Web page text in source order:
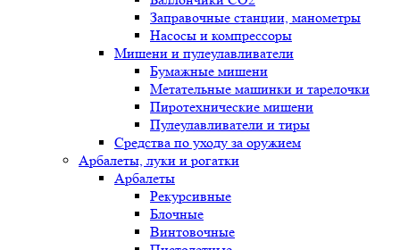
Заправочные станции, манометры
Насосы и компрессоры
Мишени и пулеулавливатели
Бумажные мишени
Метательные машинки и тарелочки
Пиротехнические мишени
Пулеулавливатели и тиры
Средства по уходу за оружием
Арбалеты, луки и рогатки
Арбалеты
Рекурсивные
Блочные
Винтовочные